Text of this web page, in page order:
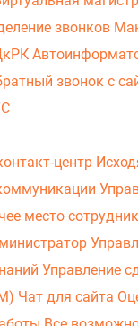
звонков
звонок с
центр
место
Управление
Чат для сайта